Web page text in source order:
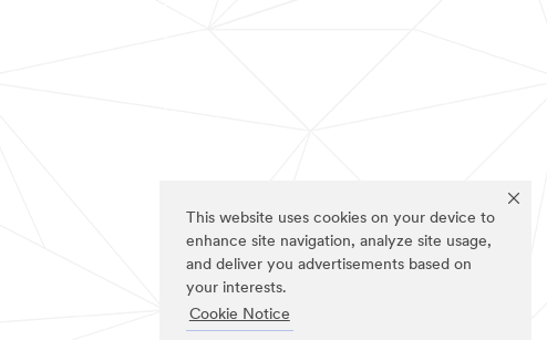
This website uses cookies on your device to
enhance site navigation, analyze site usage,
and deliver you advertisements based on
your interests.
Cookie Notice